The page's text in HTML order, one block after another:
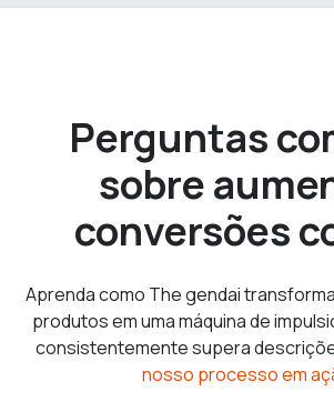
Perguntas
sobre
conversões
Aprenda como The gendai
produtos em uma máquina de
consistentemente supera
nosso processo em